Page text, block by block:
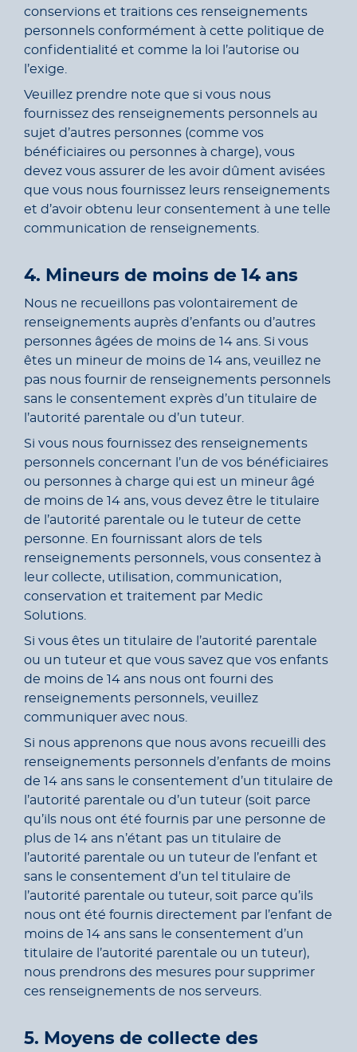
conservions et traitions ces renseignements
personnels conformément à cette politique de
confidentialité et comme la loi l’autorise ou
l’exige.
Veuillez prendre note que si vous nous
fournissez des renseignements personnels au
sujet d’autres personnes (comme vos
bénéficiaires ou personnes à charge), vous
devez vous assurer de les avoir dûment avisées
que vous nous fournissez leurs renseignements
et d’avoir obtenu leur consentement à une telle
communication de renseignements.
4. Mineurs de moins de 14 ans
Nous ne recueillons pas volontairement de
renseignements auprès d’enfants ou d’autres
personnes âgées de moins de 14 ans. Si vous
êtes un mineur de moins de 14 ans, veuillez ne
pas nous fournir de renseignements personnels
sans le consentement exprès d’un titulaire de
l’autorité parentale ou d’un tuteur.
Si vous nous fournissez des renseignements
personnels concernant l’un de vos bénéficiaires
ou personnes à charge qui est un mineur âgé
de moins de 14 ans, vous devez être le titulaire
de l’autorité parentale ou le tuteur de cette
personne. En fournissant alors de tels
renseignements personnels, vous consentez à
leur collecte, utilisation, communication,
conservation et traitement par Medic
Solutions.
Si vous êtes un titulaire de l’autorité parentale
ou un tuteur et que vous savez que vos enfants
de moins de 14 ans nous ont fourni des
renseignements personnels, veuillez
communiquer avec nous.
Si nous apprenons que nous avons recueilli des
renseignements personnels d’enfants de moins
de 14 ans sans le consentement d’un titulaire de
l’autorité parentale ou d’un tuteur (soit parce
qu’ils nous ont été fournis par une personne de
plus de 14 ans n’étant pas un titulaire de
l’autorité parentale ou un tuteur de l’enfant et
sans le consentement d’un tel titulaire de
l’autorité parentale ou tuteur, soit parce qu’ils
nous ont été fournis directement par l’enfant de
moins de 14 ans sans le consentement d’un
titulaire de l’autorité parentale ou un tuteur),
nous prendrons des mesures pour supprimer
ces renseignements de nos serveurs.
5. Moyens de collecte des